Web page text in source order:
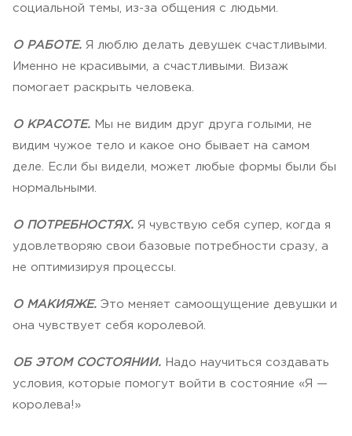
социальной темы, из-за общения с людьми.
О РАБОТЕ. Я люблю делать девушек счастливыми.
Именно не красивыми, а счастливыми. Визаж
помогает раскрыть человека.
О КРАСОТЕ. Мы не видим друг друга голыми, не
видим чужое тело и какое оно бывает на самом
деле. Если бы видели, может любые формы были бы
нормальными.
О ПОТРЕБНОСТЯХ. Я чувствую себя супер, когда я
удовлетворяю свои базовые потребности сразу, а
не оптимизируя процессы.
О МАКИЯЖЕ. Это меняет самоощущение девушки и
она чувствует себя королевой.
ОБ ЭТОМ СОСТОЯНИИ. Надо научиться создавать
условия, которые помогут войти в состояние «Я —
королева!»